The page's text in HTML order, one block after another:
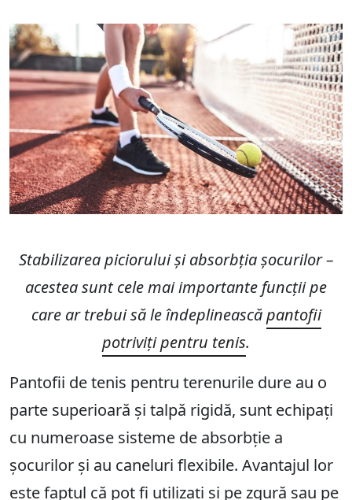
Stabilizarea piciorului și absorbția șocurilor –
acestea sunt cele mai importante funcții pe
care ar trebui să le îndeplineascăpantofii
potriviți pentru tenis.
Pantofii de tenis pentru terenurile dure au o
parte superioară și talpă rigidă, sunt echipați
cu numeroase sisteme de absorbție a
șocurilor și au caneluri flexibile. Avantajul lor
este faptul că pot fi utilizați și pe zgură sau pe